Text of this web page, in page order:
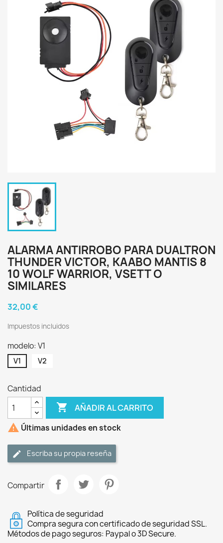
ALARMA ANTIRROBO PARA DUALTRON
THUNDER VICTOR, KAABO MANTIS 8
10 WOLF WARRIOR, VSETT O
SIMILARES
32,00 €
Impuestos incluidos
modelo: V1
V1 V2
Cantidad
 AÑADIR AL CARRITO
 Últimas unidades en stock
Escriba su propia reseña
Compartir
Política de seguridad
Compra segura con certificado de seguridad SSL.
Métodos de pago seguros: Paypal o 3D Secure.